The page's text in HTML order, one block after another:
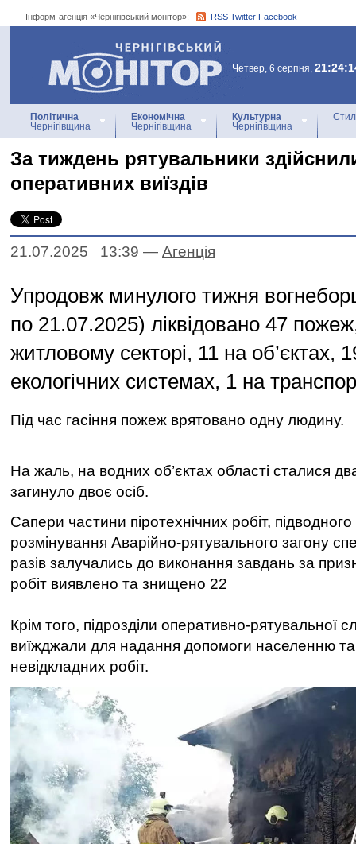
Інформ-агенція «Чернігівський монітор»: RSS Twitter Facebook
Інформ-агенція
«Чернігівський монітор»
Четвер, 6 серпня,
Політична
Чернігівщина
Економічна
Чернігівщина
Культурна
Чернігівщина
За тиждень рятувальники
оперативних виїздів
21.07.2025 13:39 — Агенцiя
Упродовж минулого тижня
по 21.07.2025) ліквідовано 47
житловому секторі, 11 на об’єктах,
екологічних системах, 1 на
Під час гасіння пожеж врятовано одну людину.
На жаль, на водних об’єктах області сталися
загинуло двоє осіб.
Сапери частини піротехнічних робіт,
розмінування Аварійно-рятувального загону
разів залучались до виконання завдань за
робіт виявлено та знищено 22
Крім того, підрозділи оперативно-рятувальної
виїжджали для надання допомоги населенню
невідкладних робіт.